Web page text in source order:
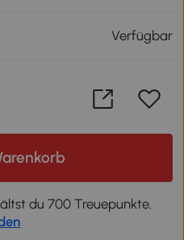
Verfügbar
du 700 Treuepunkte.